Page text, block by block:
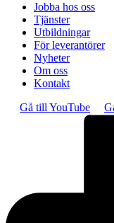
Jobba hos oss
Tjänster
Utbildningar
För leverantörer
Nyheter
Om oss
Kontakt
Gå till YouTube